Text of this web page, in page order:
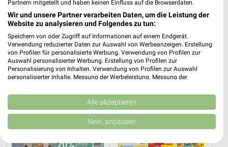
6 Prospekte
EuroShop Rusta
Partnern mitgeteilt und haben keinen Einfluss auf die Browserdaten.
Wir und unsere Partner verarbeiten Daten, um die Leistung der
Website zu analysieren und Folgendes zu tun:
Speichern von oder Zugriff auf Informationen auf einem Endgerät.
Verwendung reduzierter Daten zur Auswahl von Werbeanzeigen. Erstellung
von Profilen für personalisierte Werbung. Verwendung von Profilen zur
Auswahl personalisierter Werbung. Erstellung von Profilen zur
Personalisierung von Inhalten. Verwendung von Profilen zur Auswahl
personalisierter Inhalte. Messung der Werbeleistung. Messung der
Kombinationen von Daten aus verschiedenen Quellen. Entwicklung und
Verbesserung der Angebote. Verwendung reduzierter Daten zur Auswahl
von Inhalten.
Daten können außerhalb der Europäischen Union weitergegeben und in die
Website/App.
Alle akzeptieren
Nein, anpassen